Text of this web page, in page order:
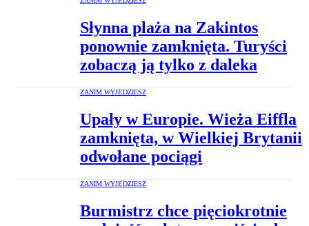
Słynna plaża na Zakintos
ponownie zamknięta. Turyści
zobaczą ją tylko z daleka
ZANIM WYJEDZIESZ
Upały w Europie. Wieża Eiffla
zamknięta, w Wielkiej Brytanii
odwołane pociągi
ZANIM WYJEDZIESZ
Burmistrz chce pięciokrotnie